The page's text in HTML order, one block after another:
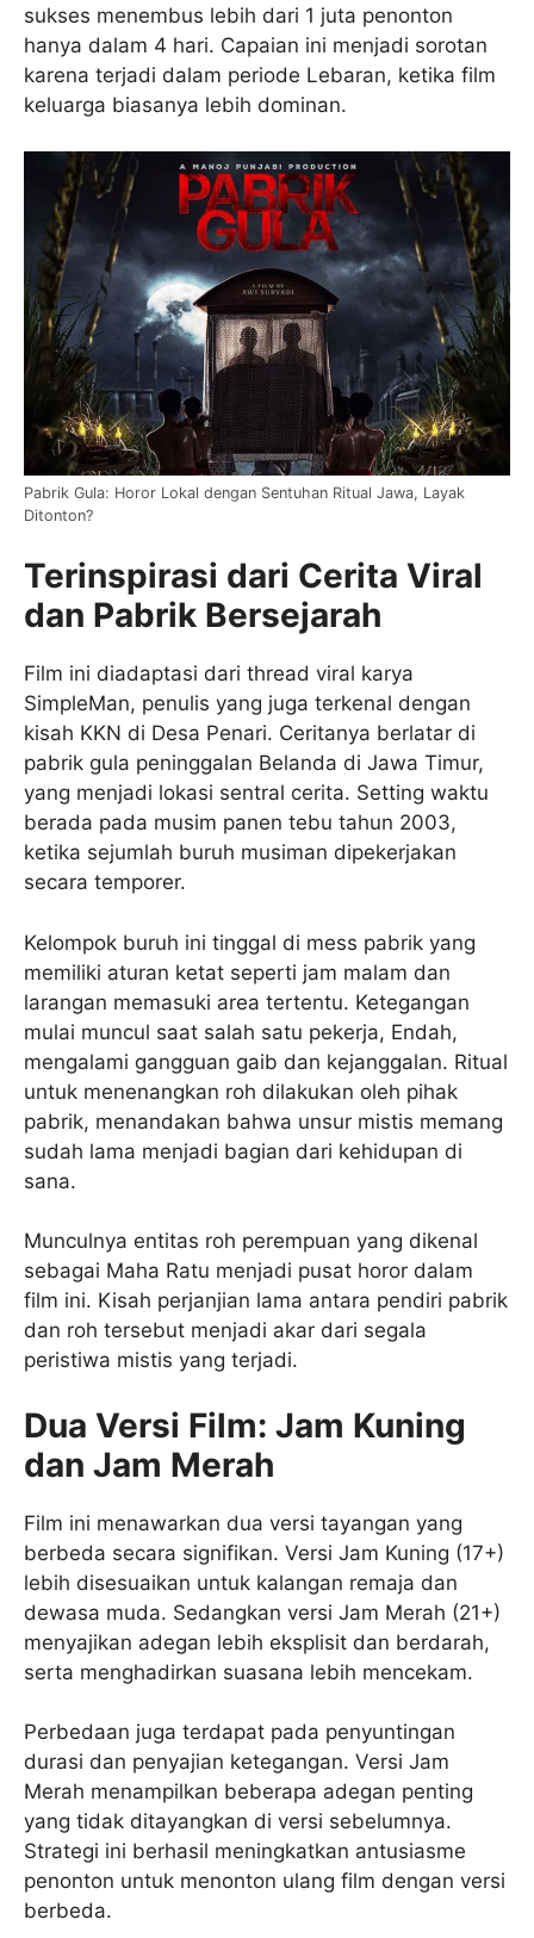
sukses menembus lebih dari 1 juta penonton
hanya dalam 4 hari. Capaian ini menjadi sorotan
karena terjadi dalam periode Lebaran, ketika film
keluarga biasanya lebih dominan.
Pabrik Gula: Horor Lokal dengan Sentuhan Ritual Jawa, Layak
Ditonton?
Terinspirasi dari Cerita Viral
dan Pabrik Bersejarah
Film ini diadaptasi dari thread viral karya
SimpleMan, penulis yang juga terkenal dengan
kisah KKN di Desa Penari. Ceritanya berlatar di
pabrik gula peninggalan Belanda di Jawa Timur,
yang menjadi lokasi sentral cerita. Setting waktu
berada pada musim panen tebu tahun 2003,
ketika sejumlah buruh musiman dipekerjakan
secara temporer.
Kelompok buruh ini tinggal di mess pabrik yang
memiliki aturan ketat seperti jam malam dan
larangan memasuki area tertentu. Ketegangan
mulai muncul saat salah satu pekerja, Endah,
mengalami gangguan gaib dan kejanggalan. Ritual
untuk menenangkan roh dilakukan oleh pihak
pabrik, menandakan bahwa unsur mistis memang
sudah lama menjadi bagian dari kehidupan di
sana.
Munculnya entitas roh perempuan yang dikenal
sebagai Maha Ratu menjadi pusat horor dalam
film ini. Kisah perjanjian lama antara pendiri pabrik
dan roh tersebut menjadi akar dari segala
peristiwa mistis yang terjadi.
Dua Versi Film: Jam Kuning
dan Jam Merah
Film ini menawarkan dua versi tayangan yang
berbeda secara signifikan. Versi Jam Kuning (17+)
lebih disesuaikan untuk kalangan remaja dan
dewasa muda. Sedangkan versi Jam Merah (21+)
menyajikan adegan lebih eksplisit dan berdarah,
serta menghadirkan suasana lebih mencekam.
Perbedaan juga terdapat pada penyuntingan
durasi dan penyajian ketegangan. Versi Jam
Merah menampilkan beberapa adegan penting
yang tidak ditayangkan di versi sebelumnya.
Strategi ini berhasil meningkatkan antusiasme
penonton untuk menonton ulang film dengan versi
berbeda.